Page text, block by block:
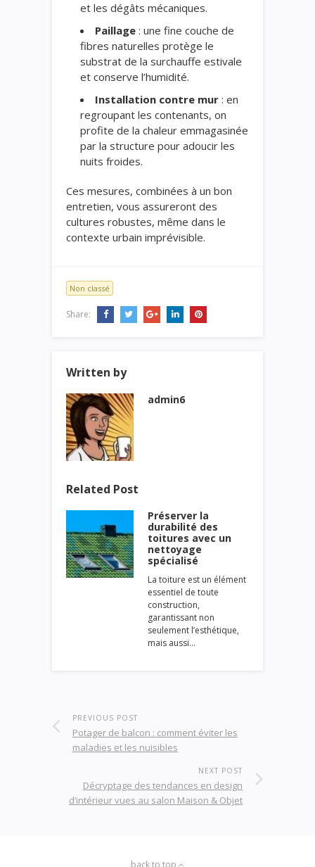
et les dégâts mécaniques.
Paillage : une fine couche de
fibres naturelles protège le
substrat de la surchauffe estivale
et conserve l’humidité.
Installation contre mur : en
regroupant les contenants, on
profite de la chaleur emmagasinée
par la structure pour adoucir les
nuits froides.
Ces mesures, combinées à un bon
entretien, vous assureront des
cultures robustes, même dans le
contexte urbain imprévisible.
Non classé
Share:
Written by
admin6
Related Post
Préserver la
durabilité des
toitures avec un
nettoyage
spécialisé
La toiture est un élément
essentiel de toute
construction,
garantissant non
seulement l’esthétique,
mais aussi…
PREVIOUS POST
Potager de balcon : comment éviter les
maladies et les nuisibles
NEXT POST
Décryptage des tendances en design
d’intérieur vues au salon Maison & Objet
back to top